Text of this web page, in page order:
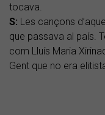
tocava.
S: Les cançons
que passava al país.
com Lluís Maria
Gent que no era